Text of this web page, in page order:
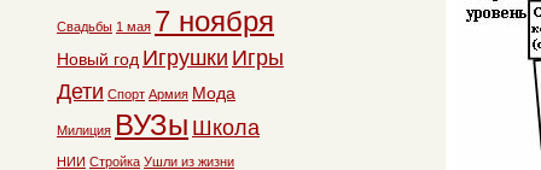
Свадьбы 1 мая 7 ноября
Новый год Игрушки Игры
Дети Спорт Армия Мода
Милиция ВУЗы Школа
НИИ Стройка Ушли из жизни